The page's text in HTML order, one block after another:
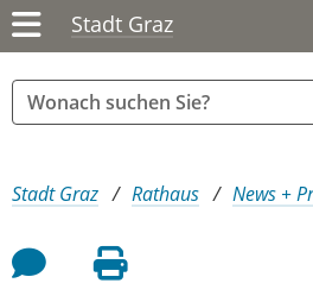
Stadt Graz
Sie sind hier:
Stadt Graz Rathaus News +
Feedback an Autor
Seite drucken